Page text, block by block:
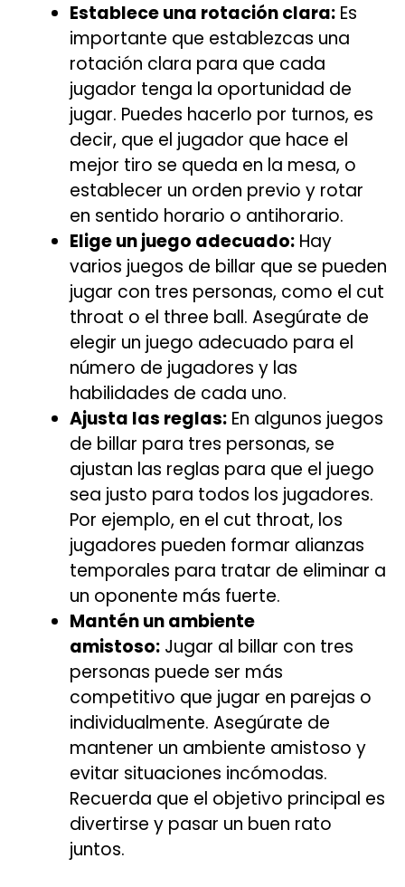
Establece una rotación clara: Es
importante que establezcas una
rotación clara para que cada
jugador tenga la oportunidad de
jugar. Puedes hacerlo por turnos, es
decir, que el jugador que hace el
mejor tiro se queda en la mesa, o
establecer un orden previo y rotar
en sentido horario o antihorario.
Elige un juego adecuado: Hay
varios juegos de billar que se pueden
jugar con tres personas, como el cut
throat o el three ball. Asegúrate de
elegir un juego adecuado para el
número de jugadores y las
habilidades de cada uno.
Ajusta las reglas: En algunos juegos
de billar para tres personas, se
ajustan las reglas para que el juego
sea justo para todos los jugadores.
Por ejemplo, en el cut throat, los
jugadores pueden formar alianzas
temporales para tratar de eliminar a
un oponente más fuerte.
Mantén un ambiente
amistoso: Jugar al billar con tres
personas puede ser más
competitivo que jugar en parejas o
individualmente. Asegúrate de
mantener un ambiente amistoso y
evitar situaciones incómodas.
Recuerda que el objetivo principal es
divertirse y pasar un buen rato
juntos.